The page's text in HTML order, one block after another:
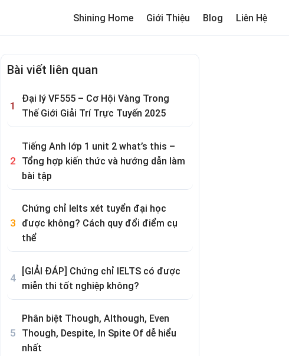
Shining Home Giới Thiệu Blog Liên Hệ
MemeReview trường cho bé
Bài viết liên quan
Đại lý VF555 – Cơ Hội Vàng Trong
Thế Giới Giải Trí Trực Tuyến 2025
Tiếng Anh lớp 1 unit 2 what’s this –
Tổng hợp kiến thức và hướng dẫn làm
bài tập
Chứng chỉ Ielts xét tuyển đại học
được không? Cách quy đổi điểm cụ
thể
[GIẢI ĐÁP] Chứng chỉ IELTS có được
miễn thi tốt nghiệp không?
Phân biệt Though, Although, Even
Though, Despite, In Spite Of dễ hiểu
nhất